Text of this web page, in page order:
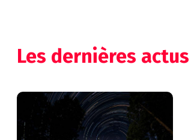
Les dernières actus